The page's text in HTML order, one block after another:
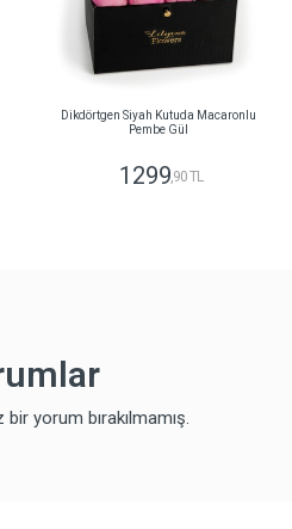
Dikdörtgen Siyah Kutuda Macaronlu
Pembe Gül
1299,90 TL
yorum bırakılmamış.